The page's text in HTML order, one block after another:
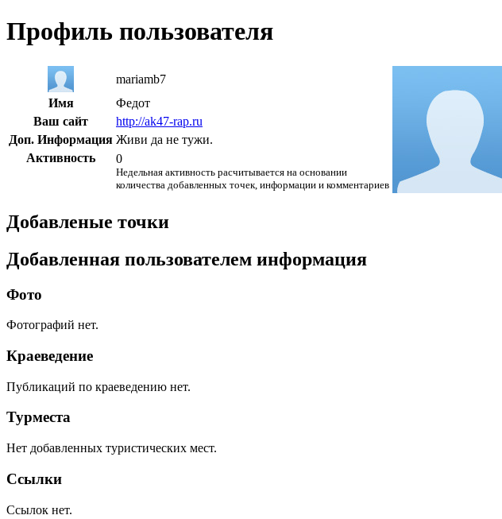
Профиль пользователя
mariamb7
Имя
Федот
Ваш сайт
http://ak47-rap.ru
Доп. Информация Живи да не тужи.
Активность
0
Недельная активность расчитывается на основании
количества добавленных точек, информации и комментариев
Добавленые точки
Добавленная пользователем информация
Фото
Фотографий нет.
Краеведение
Публикаций по краеведению нет.
Турместа
Нет добавленных туристических мест.
Ссылки
Ссылок нет.